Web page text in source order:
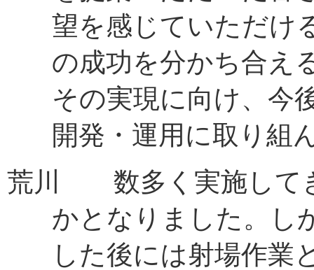
望を感じていただけ
の成功を分かち合え
その実現に向け、今
開発・運用に取り組
荒川 数多く実施して
かとなりました。し
した後には射場作業